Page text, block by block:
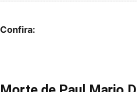
Confira: